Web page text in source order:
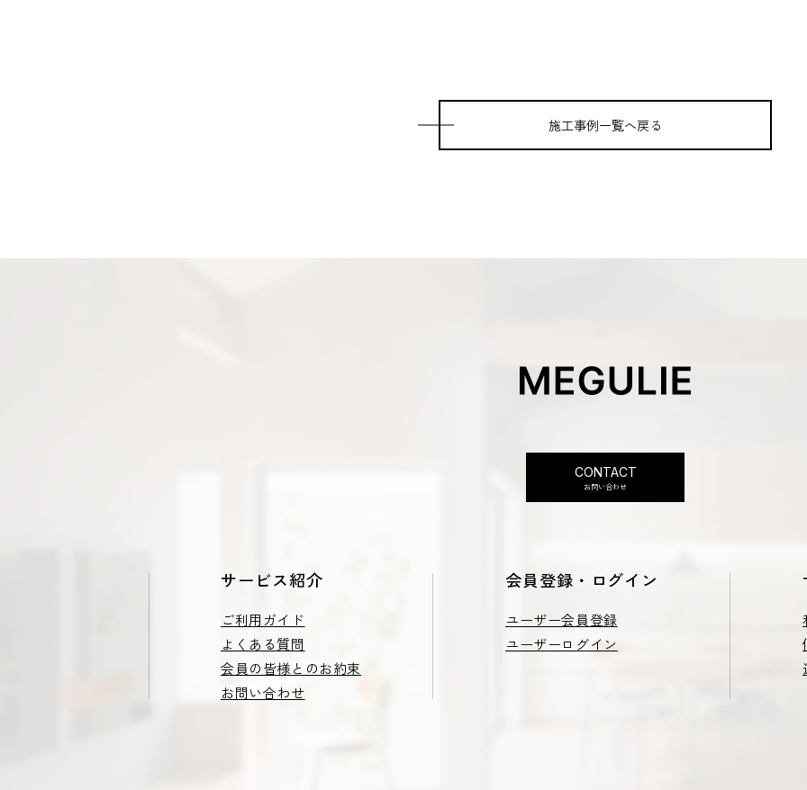
施工事例一覧へ戻る
CONTACT
お問い合わせ
サービス紹介
ご利用ガイド
よくある質問
会員の皆様とのお約束
お問い合わせ
会員登録・ログイン
ユーザー会員登録
ユーザーログイン